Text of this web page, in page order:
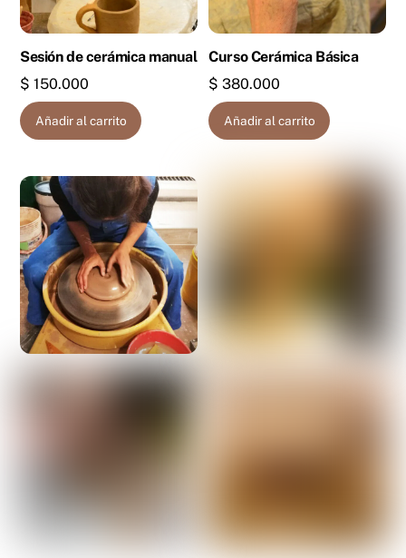
Sesión de cerámica manual
$ 150.000
Añadir al carrito
Curso Cerámica Básica
$ 380.000
Añadir al carrito